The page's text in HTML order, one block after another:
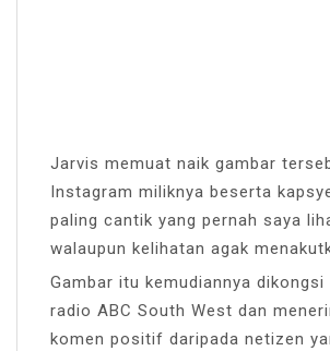
Jarvis memuat naik gambar
Instagram miliknya beserta
paling cantik yang pernah saya
walaupun kelihatan agak
Gambar itu kemudiannya
radio ABC South West dan
komen positif daripada netizen